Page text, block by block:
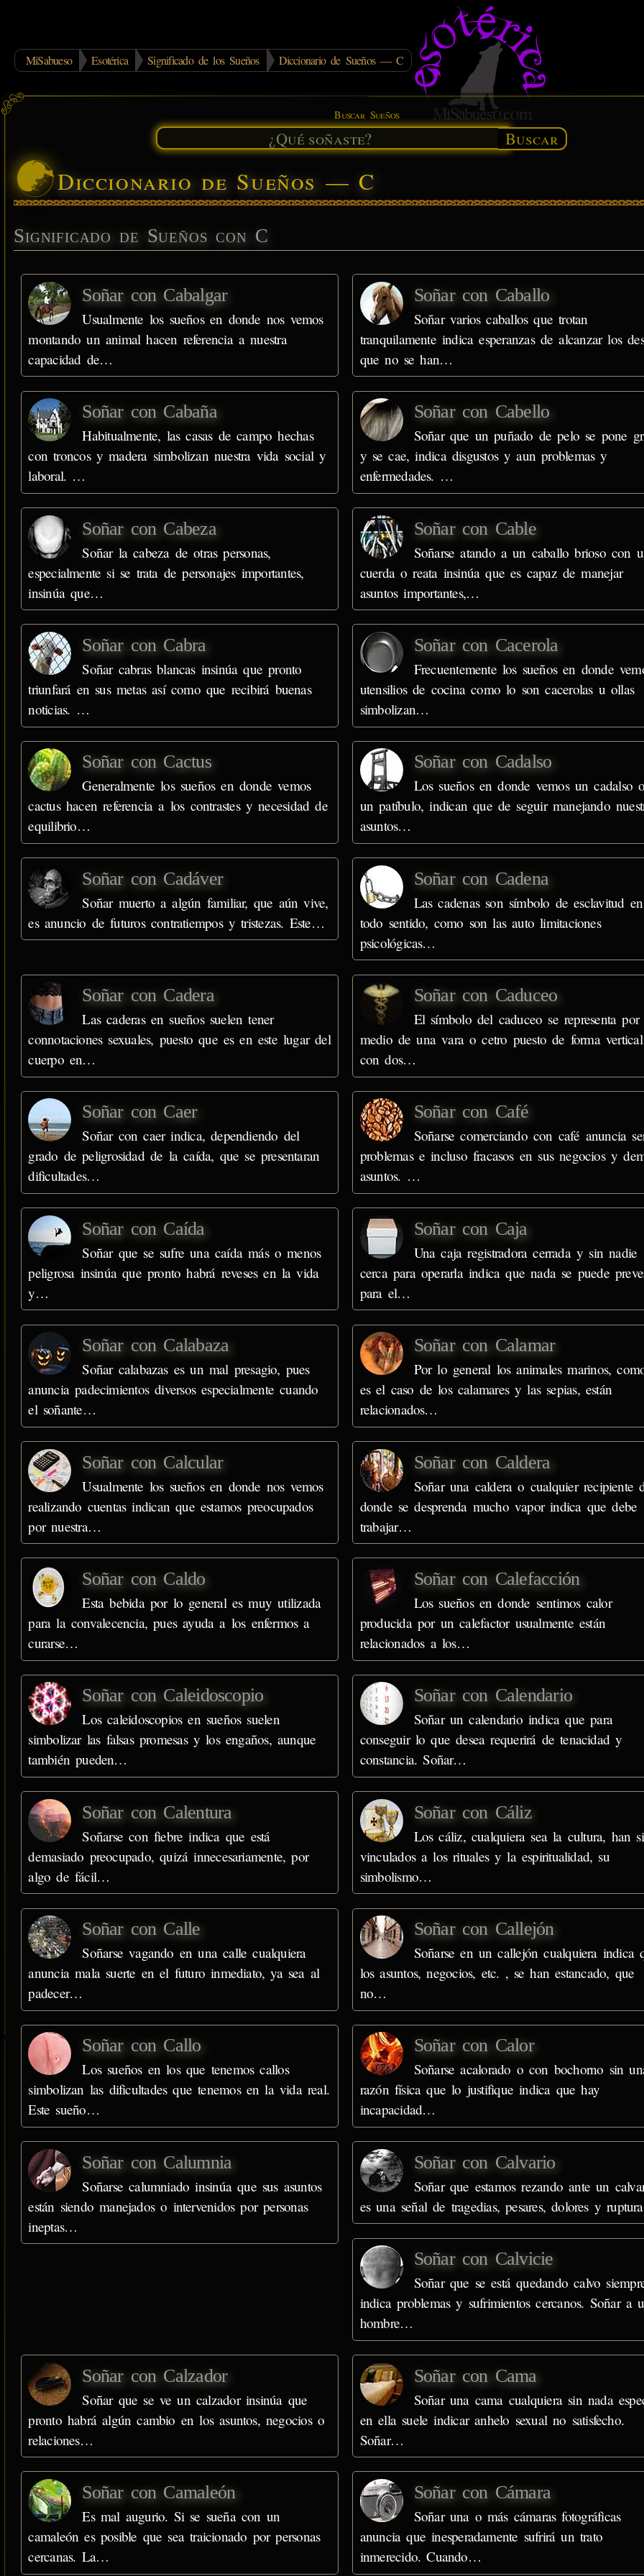
MiSabueso Esotérica Significado de los Sueños Diccionario de Sueños — C
Buscar Sueños
Buscar
Diccionario de Sueños — C
Significado de Sueños con C
Soñar con Cabalgar
Usualmente los sueños en donde nos vemos
montando un animal hacen referencia a nuestra
capacidad de…
Soñar con Caballo
Soñar varios caballos que trotan
tranquilamente indica esperanzas de alcanzar los
que no se han…
Soñar con Cabaña
Habitualmente, las casas de campo hechas
con troncos y madera simbolizan nuestra vida social y
laboral. …
Soñar con Cabello
Soñar que un puñado de pelo se pone
y se cae, indica disgustos y aun problemas y
enfermedades. …
Soñar con Cabeza
Soñar la cabeza de otras personas,
especialmente si se trata de personajes importantes,
insinúa que…
Soñar con Cable
Soñarse atando a un caballo brioso con
cuerda o reata insinúa que es capaz de manejar
asuntos importantes,…
Soñar con Cabra
Soñar cabras blancas insinúa que pronto
triunfará en sus metas así como que recibirá buenas
noticias. …
Soñar con Cacerola
Frecuentemente los sueños en donde
utensilios de cocina como lo son cacerolas u ollas
simbolizan…
Soñar con Cactus
Generalmente los sueños en donde vemos
cactus hacen referencia a los contrastes y necesidad de
equilibrio…
Soñar con Cadalso
Los sueños en donde vemos un cadalso
un patíbulo, indican que de seguir manejando
asuntos…
Soñar con Cadáver
Soñar muerto a algún familiar, que aún vive,
es anuncio de futuros contratiempos y tristezas. Este…
Soñar con Cadena
Las cadenas son símbolo de esclavitud en
todo sentido, como son las auto limitaciones
psicológicas…
Soñar con Cadera
Las caderas en sueños suelen tener
connotaciones sexuales, puesto que es en este lugar del
cuerpo en…
Soñar con Caduceo
El símbolo del caduceo se representa por
medio de una vara o cetro puesto de forma vertical
con dos…
Soñar con Caer
Soñar con caer indica, dependiendo del
grado de peligrosidad de la caída, que se presentaran
dificultades…
Soñar con Café
Soñarse comerciando con café anuncia
problemas e incluso fracasos en sus negocios y
asuntos. …
Soñar con Caída
Soñar que se sufre una caída más o menos
peligrosa insinúa que pronto habrá reveses en la vida
y…
Soñar con Caja
Una caja registradora cerrada y sin nadie
cerca para operarla indica que nada se puede
para el…
Soñar con Calabaza
Soñar calabazas es un mal presagio, pues
anuncia padecimientos diversos especialmente cuando
el soñante…
Soñar con Calamar
Por lo general los animales marinos,
es el caso de los calamares y las sepias, están
relacionados…
Soñar con Calcular
Usualmente los sueños en donde nos vemos
realizando cuentas indican que estamos preocupados
por nuestra…
Soñar con Caldera
Soñar una caldera o cualquier recipiente
donde se desprenda mucho vapor indica que debe
trabajar…
Soñar con Caldo
Esta bebida por lo general es muy utilizada
para la convalecencia, pues ayuda a los enfermos a
curarse…
Soñar con Calefacción
Los sueños en donde sentimos calor
producida por un calefactor usualmente están
relacionados a los…
Soñar con Caleidoscopio
Los caleidoscopios en sueños suelen
simbolizar las falsas promesas y los engaños, aunque
también pueden…
Soñar con Calendario
Soñar un calendario indica que para
conseguir lo que desea requerirá de tenacidad y
constancia. Soñar…
Soñar con Calentura
Soñarse con fiebre indica que está
demasiado preocupado, quizá innecesariamente, por
algo de fácil…
Soñar con Cáliz
Los cáliz, cualquiera sea la cultura, han
vinculados a los rituales y la espiritualidad, su
simbolismo…
Soñar con Calle
Soñarse vagando en una calle cualquiera
anuncia mala suerte en el futuro inmediato, ya sea al
padecer…
Soñar con Callejón
Soñarse en un callejón cualquiera indica
los asuntos, negocios, etc. , se han estancado, que
no…
Soñar con Callo
Los sueños en los que tenemos callos
simbolizan las dificultades que tenemos en la vida real.
Este sueño…
Soñar con Calor
Soñarse acalorado o con bochorno sin
razón física que lo justifique indica que hay
incapacidad…
Soñar con Calumnia
Soñarse calumniado insinúa que sus asuntos
están siendo manejados o intervenidos por personas
ineptas…
Soñar con Calvario
Soñar que estamos rezando ante un
es una señal de tragedias, pesares, dolores y
Soñar con Calvicie
Soñar que se está quedando calvo
indica problemas y sufrimientos cercanos. Soñar a
hombre…
Soñar con Calzador
Soñar que se ve un calzador insinúa que
pronto habrá algún cambio en los asuntos, negocios o
relaciones…
Soñar con Cama
Soñar una cama cualquiera sin nada
en ella suele indicar anhelo sexual no satisfecho.
Soñar…
Soñar con Camaleón
Es mal augurio. Si se sueña con un
camaleón es posible que sea traicionado por personas
cercanas. La…
Soñar con Cámara
Soñar una o más cámaras fotográficas
anuncia que inesperadamente sufrirá un trato
inmerecido. Cuando…